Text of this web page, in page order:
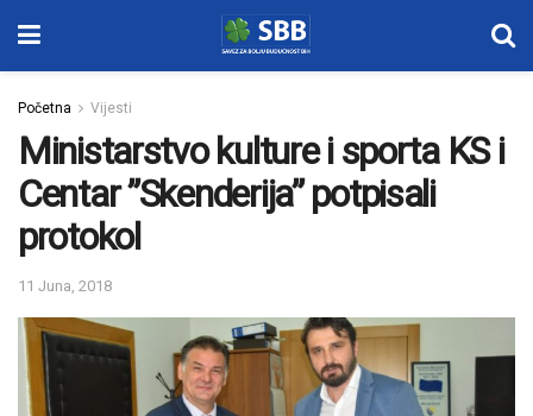
Početna Vijesti
Ministarstvo kulture i sporta KS i
Centar ”Skenderija” potpisali
protokol
11 Juna, 2018